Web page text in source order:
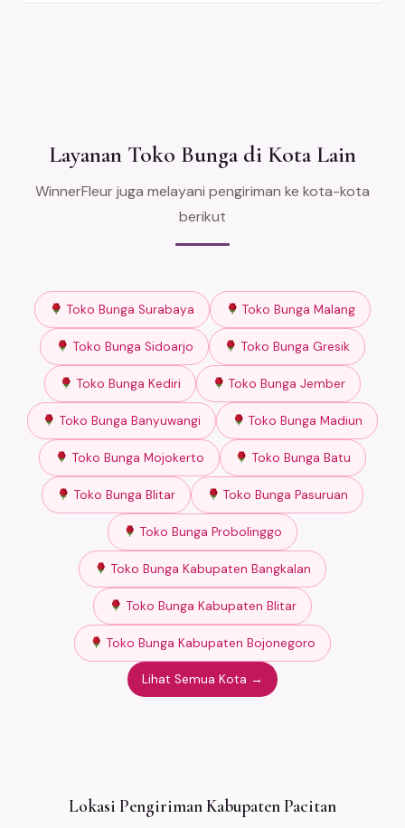
Layanan Toko Bunga di Kota Lain
WinnerFleur juga melayani pengiriman ke kota-kota
berikut
Toko Bunga Surabaya Toko Bunga Malang
Toko Bunga Sidoarjo Toko Bunga Gresik
Toko Bunga Kediri Toko Bunga Jember
Toko Bunga Banyuwangi Toko Bunga Madiun
Toko Bunga Mojokerto Toko Bunga Batu
Toko Bunga Blitar Toko Bunga Pasuruan
Toko Bunga Probolinggo
Toko Bunga Kabupaten Bangkalan
Toko Bunga Kabupaten Blitar
Toko Bunga Kabupaten Bojonegoro
Lihat Semua Kota →
Lokasi Pengiriman Kabupaten Pacitan